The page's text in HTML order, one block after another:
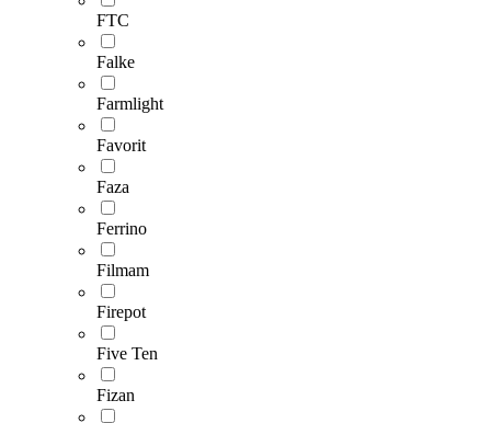
FTC
Falke
Farmlight
Favorit
Faza
Ferrino
Filmam
Firepot
Five Ten
Fizan